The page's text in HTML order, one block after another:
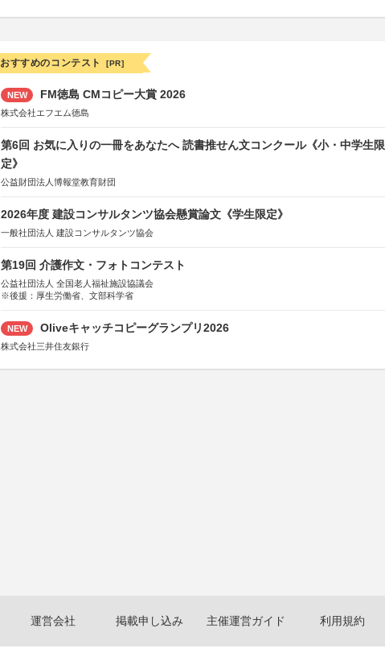
おすすめのコンテスト [PR]
NEW FM徳島 CMコピー大賞 2026
株式会社エフエム徳島
第6回 お気に入りの一冊をあなたへ 読書推せん文コンクール《小・中学生限
定》
公益財団法人博報堂教育財団
2026年度 建設コンサルタンツ協会懸賞論文《学生限定》
一般社団法人 建設コンサルタンツ協会
第19回 介護作文・フォトコンテスト
公益社団法人 全国老人福祉施設協議会
※後援：厚生労働省、文部科学省
NEW Oliveキャッチコピーグランプリ2026
株式会社三井住友銀行
運営会社 掲載申し込み 主催運営ガイド 利用規約